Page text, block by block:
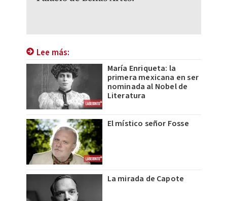
Lee más:
María Enriqueta: la
primera mexicana en ser
nominada al Nobel de
Literatura
El místico señor Fosse
La mirada de Capote